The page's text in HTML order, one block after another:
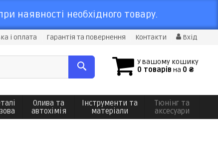
наявності необхідного товару.
і оплата Гарантія та повернення Контакти Вхід
У вашому кошику
0 товарів на 0 ₴
Олива та
автохімія
Інструменти та
матеріали
Тюнінг та
аксесуари